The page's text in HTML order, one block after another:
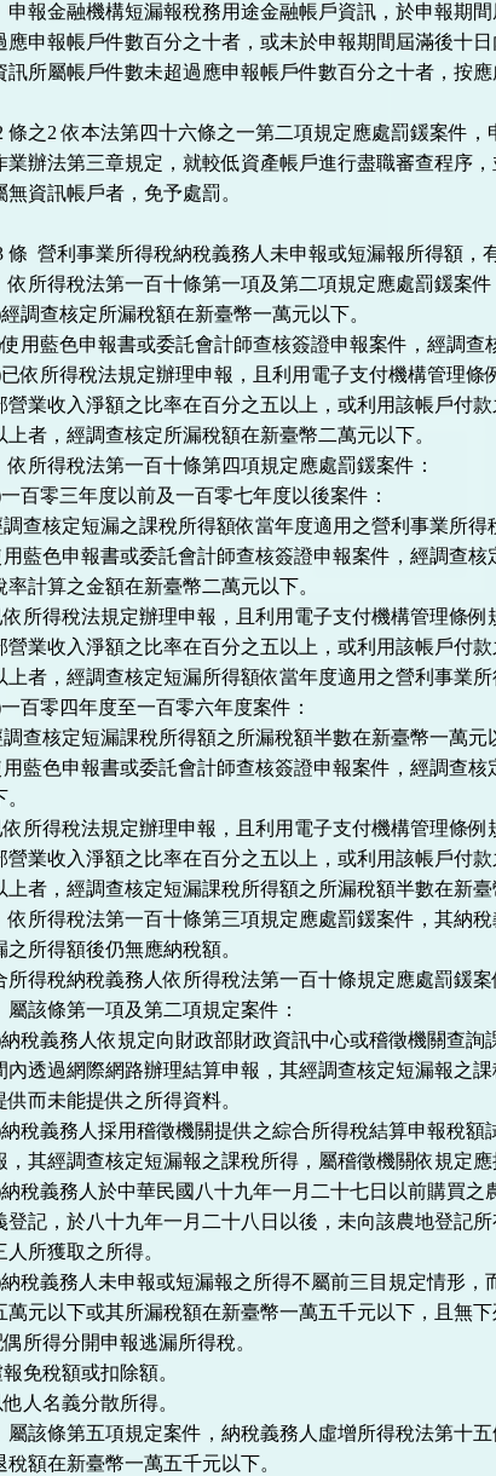
申報金融機構短漏報稅務用途金融帳戶資訊，於申報期
應申報帳戶件數百分之十者，或未於申報期間屆滿後十
訊所屬帳戶件數未超過應申報帳戶件數百分之十者，按應
條之2 依本法第四十六條之一第二項規定應處罰鍰案件
業辦法第三章規定，就較低資產帳戶進行盡職審查程序
無資訊帳戶者，免予處罰。
條 營利事業所得稅納稅義務人未申報或短漏報所得額，
依所得稅法第一百十條第一項及第二項規定應處罰鍰案件
調查核定所漏稅額在新臺幣一萬元以下。
用藍色申報書或委託會計師查核簽證申報案件，經調查
依所得稅法規定辦理申報，且利用電子支付機構管理
營業收入淨額之比率在百分之五以上，或利用該帳戶付
上者，經調查核定所漏稅額在新臺幣二萬元以下。
依所得稅法第一百十條第四項規定應處罰鍰案件：
百零三年度以前及一百零七年度以後案件：
調查核定短漏之課稅所得額依當年度適用之營利事業所得
用藍色申報書或委託會計師查核簽證申報案件，經調查
率計算之金額在新臺幣二萬元以下。
依所得稅法規定辦理申報，且利用電子支付機構管理條
營業收入淨額之比率在百分之五以上，或利用該帳戶付
上者，經調查核定短漏所得額依當年度適用之營利事業
百零四年度至一百零六年度案件：
調查核定短漏課稅所得額之所漏稅額半數在新臺幣一萬元
用藍色申報書或委託會計師查核簽證申報案件，經調查
依所得稅法規定辦理申報，且利用電子支付機構管理條
營業收入淨額之比率在百分之五以上，或利用該帳戶付
上者，經調查核定短漏課稅所得額之所漏稅額半數在新臺
依所得稅法第一百十條第三項規定應處罰鍰案件，其納
之所得額後仍無應納稅額。
所得稅納稅義務人依所得稅法第一百十條規定應處罰鍰
屬該條第一項及第二項規定案件：
稅義務人依規定向財政部財政資訊中心或稽徵機關查
內透過網際網路辦理結算申報，其經調查核定短漏報之
供而未能提供之所得資料。
稅義務人採用稽徵機關提供之綜合所得稅結算申報稅
，其經調查核定短漏報之課稅所得，屬稽徵機關依規定應
稅義務人於中華民國八十九年一月二十七日以前購買
登記，於八十九年一月二十八日以後，未向該農地登記
人所獲取之所得。
稅義務人未申報或短漏報之所得不屬前三目規定情形
萬元以下或其所漏稅額在新臺幣一萬五千元以下，且無下
偶所得分開申報逃漏所得稅。
報免稅額或扣除額。
人名義分散所得。
屬該條第五項規定案件，納稅義務人虛增所得稅法第十
稅額在新臺幣一萬五千元以下。